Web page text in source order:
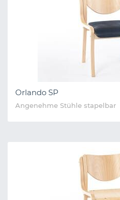
Orlando SP
Angenehme Stühle stapelbar